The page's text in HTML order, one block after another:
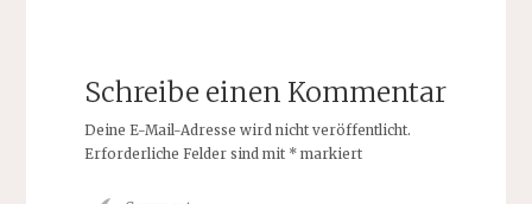
Schreibe einen Kommentar
Deine E-Mail-Adresse wird nicht veröffentlicht.
Erforderliche Felder sind mit *markiert